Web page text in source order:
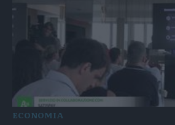
ECONOMIA